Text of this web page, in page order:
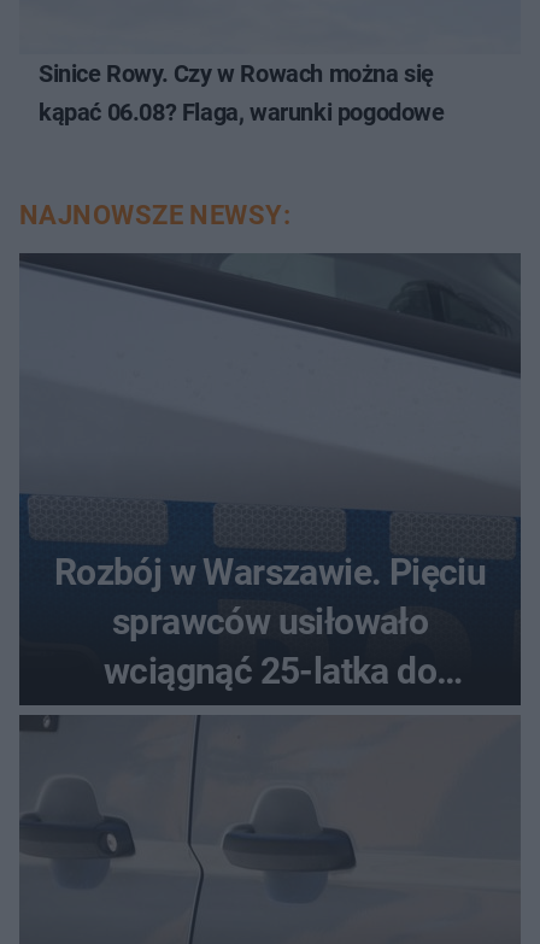
Sinice Rowy. Czy w Rowach można się
kąpać 06.08? Flaga, warunki pogodowe
NAJNOWSZE NEWSY:
Rozbój w Warszawie. Pięciu
sprawców usiłowało
wciągnąć 25-latka do
samochodu